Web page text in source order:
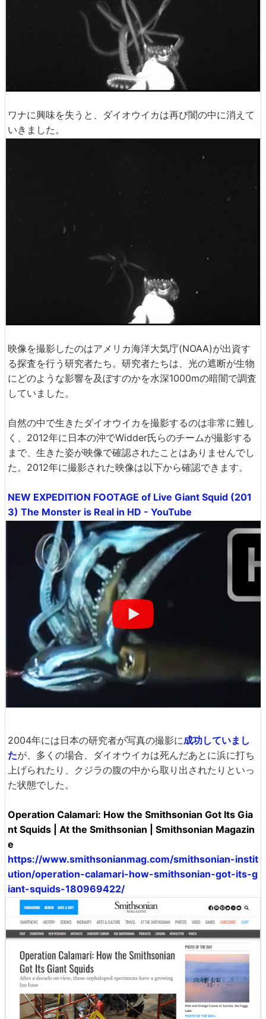
ワナに興味を失うと、ダイオウイカは再び闇の中に消えて
いきました。
映像を撮影したのはアメリカ海洋大気庁(NOAA)が出資す
る探査を行う研究者たち。研究者たちは、光の遮断が生物
にどのような影響を及ぼすのかを水深1000mの暗闇で調査
していました。
自然の中で生きたダイオウイカを撮影するのは非常に難し
く、2012年に日本の沖でWidder氏らのチームが撮影する
まで、生きた姿が映像で確認されたことはありませんでし
た。2012年に撮影された映像は以下から確認できます。
NEW EXPEDITION FOOTAGE of Live Giant Squid (201
3) The Monster is Real in HD - YouTube
2004年には日本の研究者が写真の撮影に成功していまし
たが、多くの場合、ダイオウイカは死んだあとに浜に打ち
上げられたり、クジラの腹の中から取り出されたりといっ
た状態でした。
Operation Calamari: How the Smithsonian Got Its Gia
nt Squids | At the Smithsonian | Smithsonian Magazin
e
https://www.smithsonianmag.com/smithsonian-instit
ution/operation-calamari-how-smithsonian-got-its-g
iant-squids-180969422/